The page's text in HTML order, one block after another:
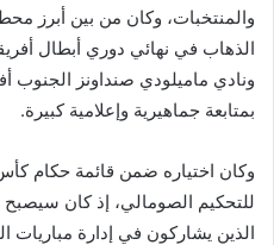
والمنتخبات، وكان من بين أبرز
الذهاب في نهائي دوري أبطال
ونادي ماميلودي صنداونز الجنوب
بمتابعة جماهيرية وإعلامية كبيرة.
وكان اختياره ضمن قائمة حكام كأس
للتحكيم الصومالي، إذ كان سيصبح
الذين يشاركون في إدارة مباريات